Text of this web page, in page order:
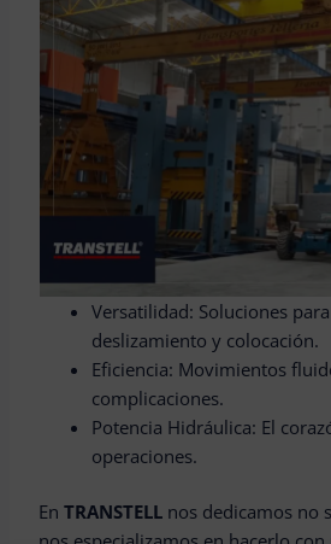
Versatilidad: Soluciones
deslizamiento y colocación.
Eficiencia: Movimientos
complicaciones.
Potencia Hidráulica: El
operaciones.
EnTRANSTELL nos dedicamos no